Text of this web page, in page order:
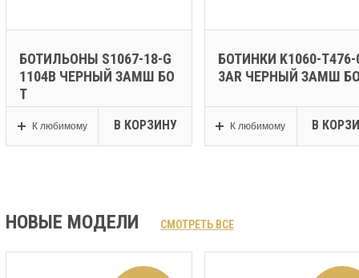
БОТИЛЬОНЫ S1067-18-G
1104B ЧЕРНЫЙ ЗАМШ БО
Т
К любимому В КОРЗИНУ
БОТИНКИ K1060-T476-
3AR ЧЕРНЫЙ ЗАМШ
К любимому В
НОВЫЕ МОДЕЛИ СМОТРЕТЬ ВСЕ